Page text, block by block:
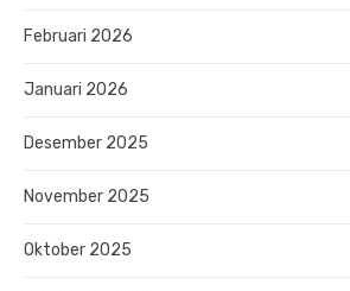
Februari 2026
Januari 2026
Desember 2025
November 2025
Oktober 2025